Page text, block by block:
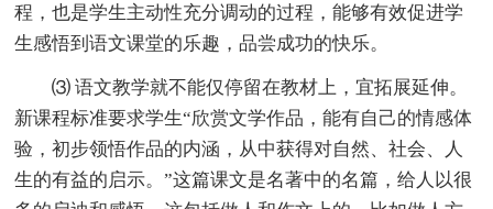
程，也是学生主动性充分调动的过程，能够有效促进学
生感悟到语文课堂的乐趣，品尝成功的快乐。
⑶ 语文教学就不能仅停留在教材上，宜拓展延伸。
新课程标准要求学生“欣赏文学作品，能有自己的情感体
验，初步领悟作品的内涵，从中获得对自然、社会、人
生的有益的启示。”这篇课文是名著中的名篇，给人以很